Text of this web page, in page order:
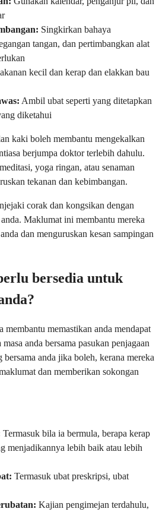
Singkirkan bahaya
tangan, dan pertimbangkan alat
kecil dan kerap dan elakkan bau
Ambil ubat seperti yang ditetapkan
diketahui
kaki boleh membantu mengekalkan
berjumpa doktor terlebih dahulu.
yoga ringan, atau senaman
tekanan dan kebimbangan.
corak dan kongsikan dengan
Maklumat ini membantu mereka
dan menguruskan kesan sampingan
bersedia untuk
membantu memastikan anda mendapat
anda bersama pasukan penjagaan
bersama anda jika boleh, kerana mereka
dan memberikan sokongan
Termasuk bila ia bermula, berapa kerap
menjadikannya lebih baik atau lebih
Termasuk ubat preskripsi, ubat
Kajian pengimejan terdahulu,